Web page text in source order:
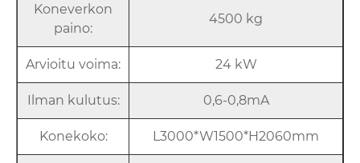
Koneverkon
paino:
4500 kg
Arvioitu voima: 24 kW
Ilman kulutus: 0,6-0,8mA
Konekoko: L3000*W1500*H2060mm